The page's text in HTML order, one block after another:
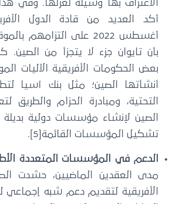
الاعتراف بها وسيلة لعزلها. وفي
أكد العديد من قادة الدول
أغسطس 2022 على التزامهم
بأن تايوان جزء لا يتجزأ من الصين.
بعض الحكومات الأفريقية الآليات
أنشأتها الصين؛ مثل بنك آسيا
التحتية، ومبادرة الحزام والطريق
الصين لإنشاء مؤسسات دولية
تشكيل المؤسسات القائمة[5].
الدعم في المؤسسات المتعددة
مدى العقدين الماضيين، حشدت
الأفريقية لتقديم دعم شبه إجماعي